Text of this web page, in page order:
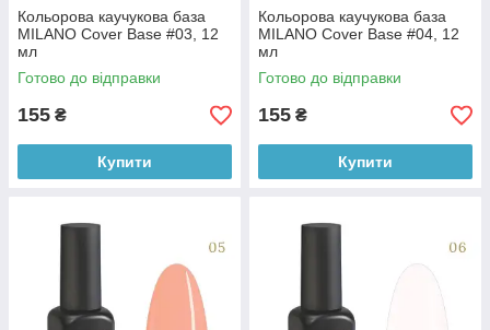
Кольорова каучукова база
MILANO Cover Base #03, 12
мл
Готово до відправки
155 ₴
Купити
Кольорова каучукова база
MILANO Cover Base #04, 12
мл
Готово до відправки
155 ₴
Купити